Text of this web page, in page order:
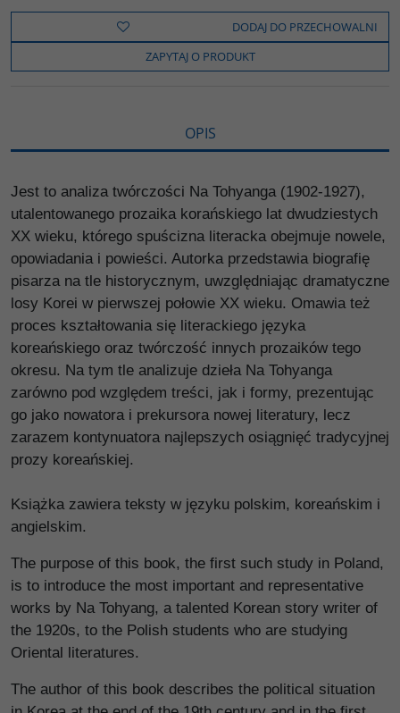
e
o
k
t
t
e
o
y
i
n
k
z
e
l
s
DODAJ DO PRZECHOWALNI
ZAPYTAJ O PRODUKT
OPIS
Jest to analiza twórczości Na Tohyanga (1902-1927),
utalentowanego prozaika korańskiego lat dwudziestych
XX wieku, którego spuścizna literacka obejmuje nowele,
opowiadania i powieści. Autorka przedstawia biografię
pisarza na tle historycznym, uwzględniając dramatyczne
losy Korei w pierwszej połowie XX wieku. Omawia też
proces kształtowania się literackiego języka
koreańskiego oraz twórczość innych prozaików tego
okresu. Na tym tle analizuje dzieła Na Tohyanga
zarówno pod względem treści, jak i formy, prezentując
go jako nowatora i prekursora nowej literatury, lecz
zarazem kontynuatora najlepszych osiągnięć tradycyjnej
prozy koreańskiej.
Książka zawiera teksty w języku polskim, koreańskim i
angielskim.
The purpose of this book, the first such study in Poland,
is to introduce the most important and representative
works by Na Tohyang, a talented Korean story writer of
the 1920s, to the Polish students who are studying
Oriental literatures.
The author of this book describes the political situation